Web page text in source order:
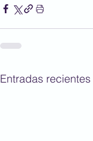
Entradas recientes